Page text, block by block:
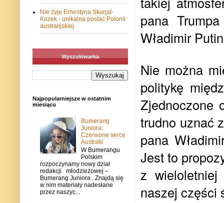
pana
Władimir
Nie można
politykę
Zjednoczone
trudno uznać
pana
Jest to
z wieloletniej
naszej części
Nie żyje Ernestyna Skurjat-
Kozek - unikalna postać Polonii
australijskiej
Wyszukiwarka
Najpopularniejsze w ostatnim
miesiącu
Bumerang
Juniora:
Czerwone serce
Australii
W Bumerangu
Polskim
rozpoczynamy nowy dział
redakcji młodzieżowej –
Bumerang Juniora . Znajdą się
w nim materiały nadesłane
przez naszyc...